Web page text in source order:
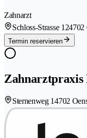
Zahnarzt
Schloss-Strasse 124702
Termin reservieren
Zahnarztpraxis
Sternenweg 14702